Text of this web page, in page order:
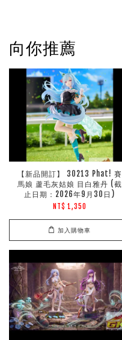
向你推薦
【新品開訂】 30213 Phat! 賽
馬娘 蘆毛灰姑娘 目白雅丹 (截
止日期：2026年9月30日)
NT$ 1,350
加入購物車